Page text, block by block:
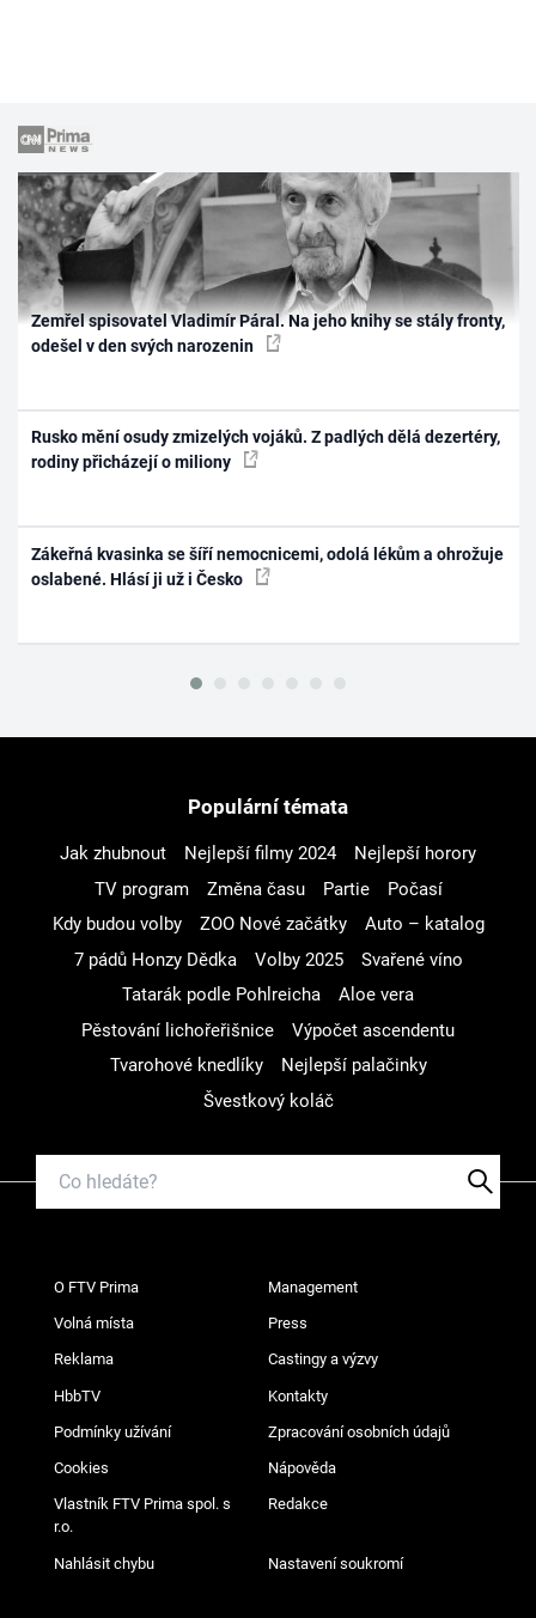
Zemřel spisovatel Vladimír Páral. Na jeho knihy se stály fronty,
odešel v den svých narozenin
Rusko mění osudy zmizelých vojáků. Z padlých dělá dezertéry,
rodiny přicházejí o miliony
Zákeřná kvasinka se šíří nemocnicemi, odolá lékům a ohrožuje
oslabené. Hlásí ji už i Česko
Populární témata
Jak zhubnout Nejlepší filmy 2024
Nejlepší horory
TV program
Změna času Partie
Počasí
Kdy budou volby
ZOO Nové začátky
Auto – katalog
7 pádů Honzy Dědka
Volby 2025
Svařené víno
Tatarák podle Pohlreicha
Aloe vera
Pěstování lichořeřišnice
Výpočet ascendentu
Tvarohové knedlíky
Nejlepší palačinky
Švestkový koláč
O FTV Prima Management
Volná místa Press
Reklama Castingy a výzvy
HbbTV Kontakty
Podmínky užívání Zpracování osobních údajů
Cookies Nápověda
Vlastník FTV Prima spol. s
r.o.
Redakce
Nahlásit chybu Nastavení soukromí